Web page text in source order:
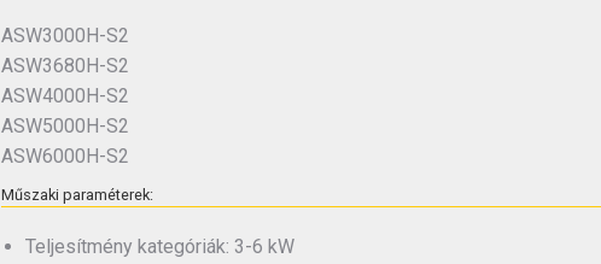
ASW3000H-S2
ASW3680H-S2
ASW4000H-S2
ASW5000H-S2
ASW6000H-S2
Műszaki paraméterek:
Teljesítmény kategóriák: 3-6 kW